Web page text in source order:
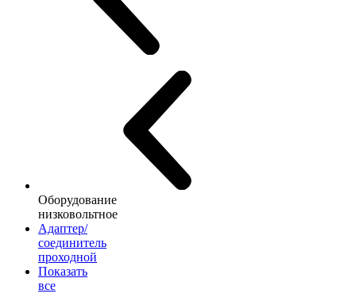
Оборудование
низковольтное
Адаптер/
соединитель
проходной
Показать
все